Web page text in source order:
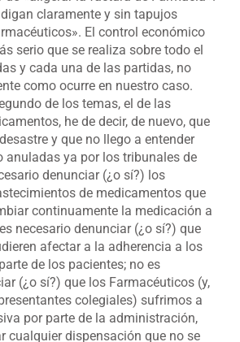
claramente y sin tapujos
El control económico
serio que se realiza sobre todo el
y cada una de las partidas, no
como ocurre en nuestro caso.
de los temas, el de las
he de decir, de nuevo, que
y que no llego a entender
anuladas ya por los tribunales de
denunciar (¿o sí?) los
de medicamentos que
continuamente la medicación a
necesario denunciar (¿o sí?) que
afectar a la adherencia a los
de los pacientes; no es
(¿o sí?) que los Farmacéuticos (y,
colegiales) sufrimos a
por parte de la administración,
cualquier dispensación que no se